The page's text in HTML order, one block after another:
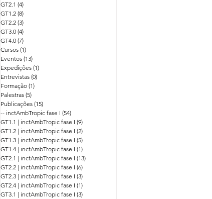
GT2.1 (4)
GT1.2 (8)
GT2.2 (3)
GT3.0 (4)
GT4.0 (7)
Cursos (1)
Eventos (13)
Expedições (1)
Entrevistas (0)
Formação (1)
Palestras (5)
Publicações (15)
-- inctAmbTropic fase I (54)
GT1.1 | inctAmbTropic fase I (9)
GT1.2 | inctAmbTropic fase I (2)
GT1.3 | inctAmbTropic fase I (5)
GT1.4 | inctAmbTropic fase I (1)
GT2.1 | inctAmbTropic fase I (13)
GT2.2 | inctAmbTropic fase I (6)
GT2.3 | inctAmbTropic fase I (3)
GT2.4 | inctAmbTropic fase I (1)
GT3.1 | inctAmbTropic fase I (3)